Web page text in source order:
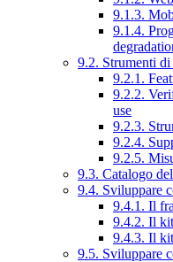
9.1.3.
9.1.4.
9.2. Strumenti
9.2.1.
9.2.2.
use
9.2.3.
9.2.4.
9.2.5.
9.3. Catalogo
9.4. Sviluppare
9.4.1. Il
9.4.2. Il
9.4.3. Il
9.5. Sviluppare